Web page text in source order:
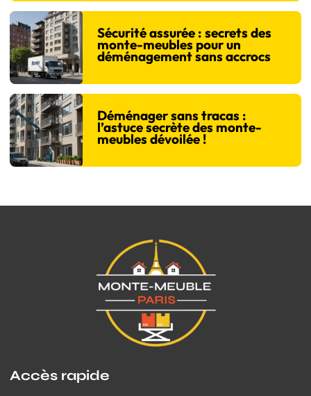
Sécurité assurée : secrets des
monte-meubles pour un
déménagement sans accrocs
Déménager sans tracas :
l’astuce secrète des monte-
meubles dévoilée !
Accès rapide